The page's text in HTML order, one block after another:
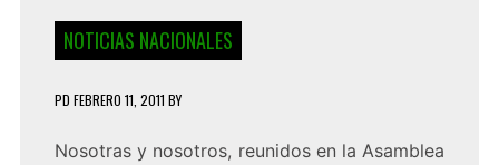
NOTICIAS NACIONALES
PD FEBRERO 11, 2011 BY
Nosotras y nosotros, reunidos en la Asamblea